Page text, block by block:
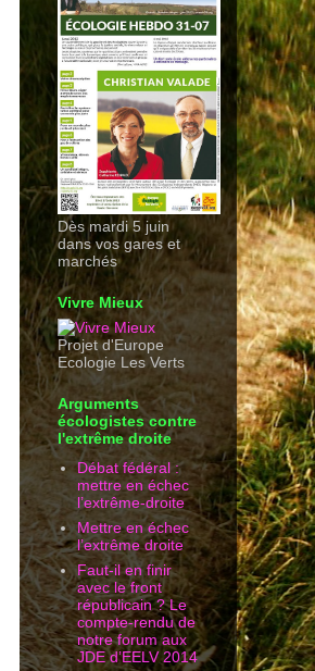
Dès mardi 5 juin
dans vos gares et
marchés
Vivre Mieux
Projet d'Europe
Ecologie Les Verts
Arguments
écologistes contre
l'extrême droite
Débat fédéral :
mettre en échec
l’extrême-droite
Mettre en échec
l’extrême droite
Faut-il en finir
avec le front
républicain ? Le
compte-rendu de
notre forum aux
JDE d’EELV 2014